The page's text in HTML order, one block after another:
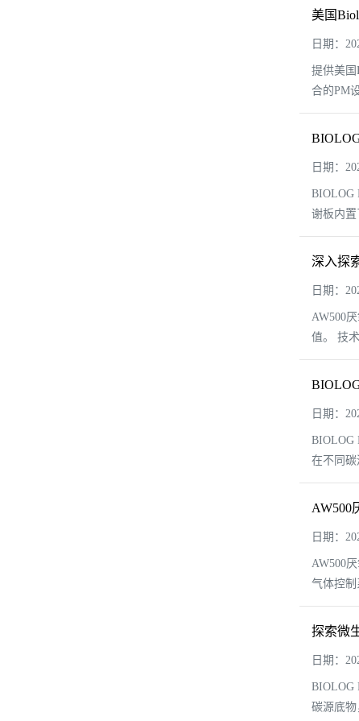
美国
日期：
提供美国
合的PM
日期：
BIOLOG
谢板内
深入探
日期：
AW500
值。 技
日期：
BIOLOG
在不同
AW500
日期：
AW500
气体控
探索微
日期：
BIOLOG
碳源底